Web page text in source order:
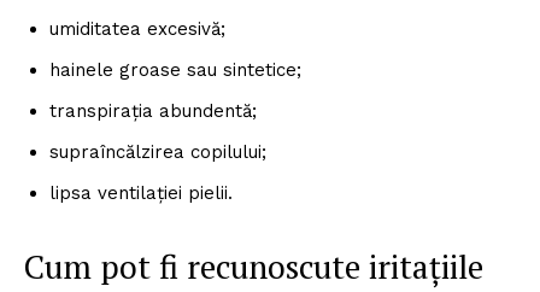
umiditatea excesivă;
hainele groase sau sintetice;
transpirația abundentă;
supraîncălzirea copilului;
lipsa ventilației pielii.
Cum pot fi recunoscute iritațiile